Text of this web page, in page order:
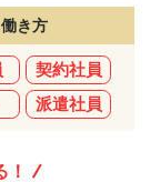
働き方
契約社員
派遣社員